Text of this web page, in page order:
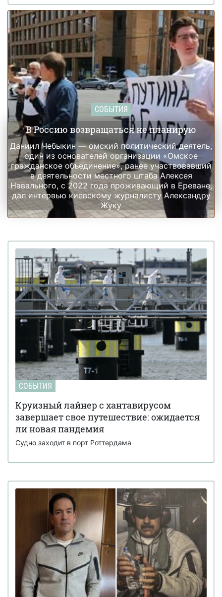
СОБЫТИЯ
В Россию возвращаться не планирую
Даниил Чебыкин — омский политический деятель,
один из основателей организации «Омское
гражданское объединение», ранее участвовавший
в деятельности местного штаба Алексея
Навального, с 2022 года проживающий в Ереване,
дал интервью киевскому журналисту Александру
Жуку
СОБЫТИЯ
Круизный лайнер с хантавирусом
завершает свое путешествие: ожидается
ли новая пандемия
Судно заходит в порт Роттердама